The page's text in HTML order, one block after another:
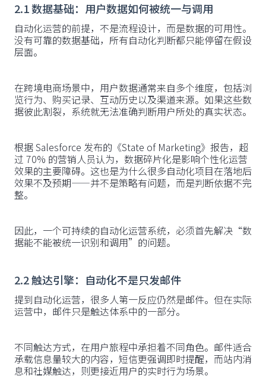
2.1 数据基础：用户数据如何被统一与调用
自动化运营的前提，不是流程设计，而是数据的可用性。
没有可靠的数据基础，所有自动化判断都只能停留在假设
层面。
在跨境电商场景中，用户数据通常来自多个维度，包括浏
览行为、购买记录、互动历史以及渠道来源。如果这些数
据彼此割裂，系统就无法准确判断用户所处的真实状态。
根据 Salesforce 发布的《State of Marketing》报告，超
过 70% 的营销人员认为，数据碎片化是影响个性化运营
效果的主要障碍。这也是为什么很多自动化项目在落地后
效果不及预期——并不是策略有问题，而是判断依据不完
整。
因此，一个可持续的自动化运营系统，必须首先解决“数
据能不能被统一识别和调用”的问题。
2.2 触达引擎：自动化不是只发邮件
提到自动化运营，很多人第一反应仍然是邮件。但在实际
运营中，邮件只是触达体系中的一部分。
不同触达方式，在用户旅程中承担着不同角色。邮件适合
承载信息量较大的内容，短信更强调即时提醒，而站内消
息和社媒触达，则更接近用户的实时行为场景。